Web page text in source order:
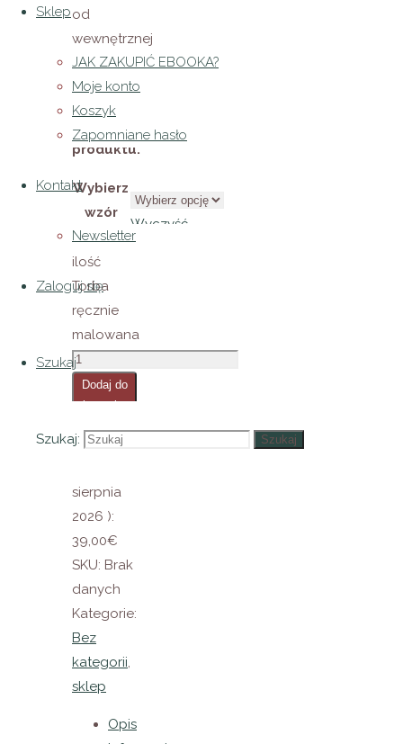
Sklep
JAK ZAKUPIĆ EBOOKA?
Moje konto
Koszyk
Zapomniane hasło
Kontakt
Newsletter
Zaloguj się
Szukaj
Szukaj: Szukaj
od
wewnętrznej
strony.
produktu.
Wybierz
wzór
torby
Wyczyść
ilość
Torba
ręcznie
malowana
Dodaj do
koszyka
Najniższa
sierpnia
2026 ):
39,00€
SKU: Brak
danych
Kategorie:
Bez
kategorii,
sklep
Opis